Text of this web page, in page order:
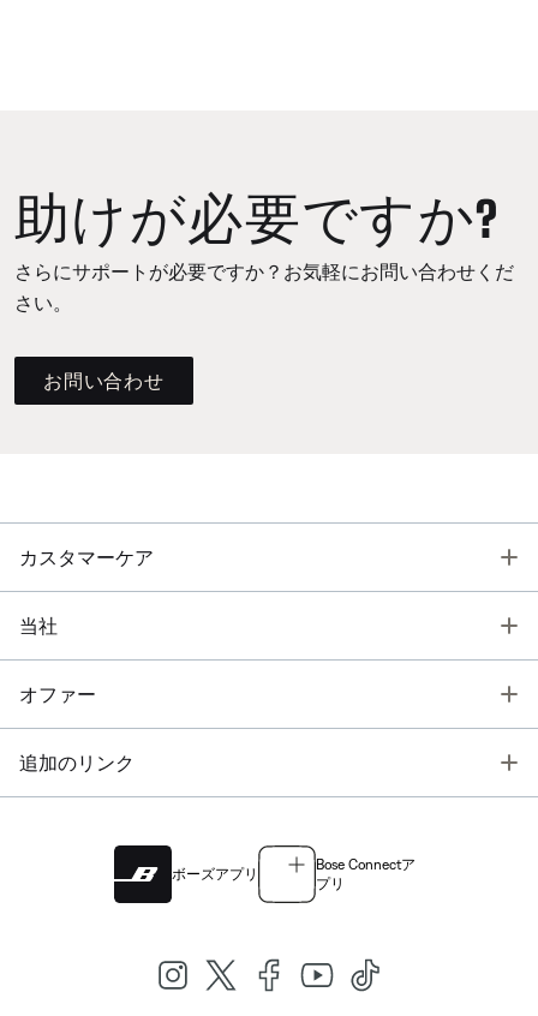
助けが必要ですか?
さらにサポートが必要ですか？お気軽にお問い合わせくだ
さい。
お問い合わせ
カスタマーケア
当社
オファー
追加のリンク
ボーズアプリ
Bose Connectア
プリ